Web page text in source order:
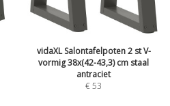
vidaXL Salontafelpoten 2 st V-
vormig 38x(42-43,3) cm staal
antraciet
€53